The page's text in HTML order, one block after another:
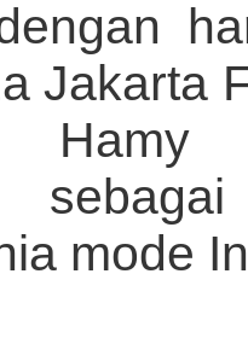
Jakarta
Hamy
mode